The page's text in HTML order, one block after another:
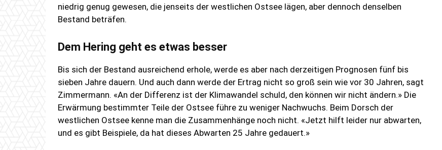
niedrig genug gewesen, die jenseits der westlichen Ostsee lägen, aber dennoch denselben
Bestand beträfen.
Dem Hering geht es etwas besser
Bis sich der Bestand ausreichend erhole, werde es aber nach derzeitigen Prognosen fünf bis
sieben Jahre dauern. Und auch dann werde der Ertrag nicht so groß sein wie vor 30 Jahren, sagt
Zimmermann. «An der Differenz ist der Klimawandel schuld, den können wir nicht ändern.» Die
Erwärmung bestimmter Teile der Ostsee führe zu weniger Nachwuchs. Beim Dorsch der
westlichen Ostsee kenne man die Zusammenhänge noch nicht. «Jetzt hilft leider nur abwarten,
und es gibt Beispiele, da hat dieses Abwarten 25 Jahre gedauert.»